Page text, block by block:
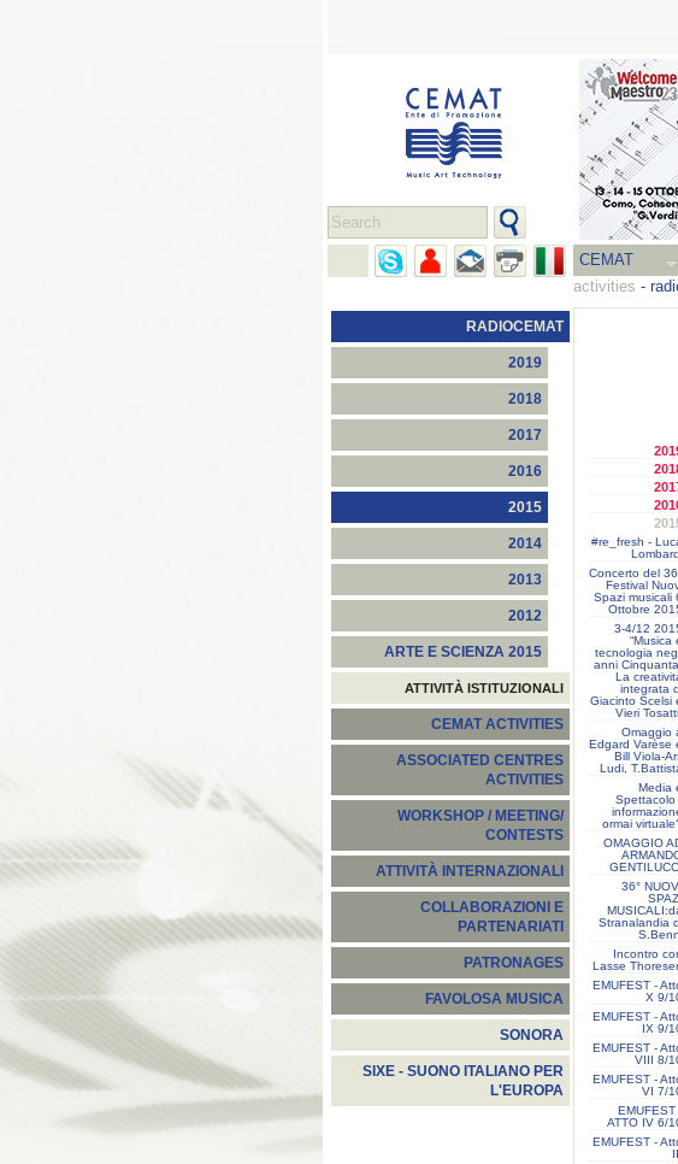
CEMAT
activities -
RADIOCEMAT
2019
2018
2017
2016
2015
2014
2013
2012
ARTE E SCIENZA 2015
ATTIVITÀ ISTITUZIONALI
CEMAT ACTIVITIES
ASSOCIATED CENTRES
ACTIVITIES
WORKSHOP / MEETING/
CONTESTS
ATTIVITÀ INTERNAZIONALI
COLLABORAZIONI E
PARTENARIATI
PATRONAGES
FAVOLOSA MUSICA
SONORA
SIXE - SUONO ITALIANO PER
L'EUROPA
#re_fresh -
Concerto del
Festival
Spazi musicali
Ottobre
3-4/12
“Musica
tecnologia
anni Cinquanta.
La
integrata
Giacinto Scelsi
Vieri
Omaggio
Edgard Varèse
Bill Viola-
Ludi,
Media
Spettacolo
ormai
OMAGGIO
36°
Stranalandia
Incontro
Lasse
EMUFEST -
X 9/
EMUFEST -
IX 9/
EMUFEST -
VIII 8/
EMUFEST -
VI 7/
EMUFEST
ATTO IV 6/
EMUFEST -